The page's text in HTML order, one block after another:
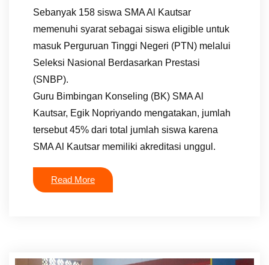
Sebanyak 158 siswa SMA Al Kautsar
memenuhi syarat sebagai siswa eligible untuk
masuk Perguruan Tinggi Negeri (PTN) melalui
Seleksi Nasional Berdasarkan Prestasi
(SNBP).
Guru Bimbingan Konseling (BK) SMA Al
Kautsar, Egik Nopriyando mengatakan, jumlah
tersebut 45% dari total jumlah siswa karena
SMA Al Kautsar memiliki akreditasi unggul.
Read More